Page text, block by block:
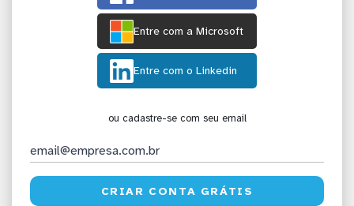
Entre com a Microsoft
Entre com o Linkedin
ou cadastre-se com seu email